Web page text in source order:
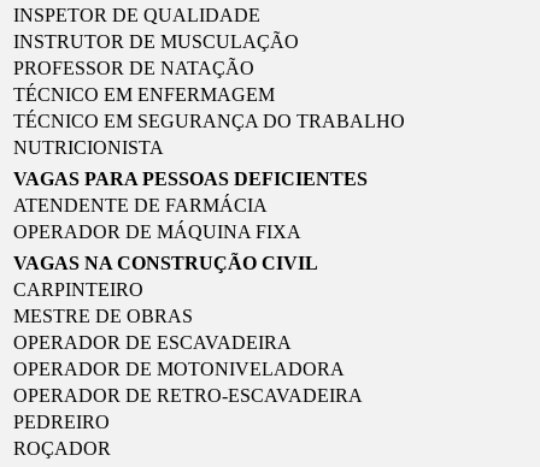
INSPETOR DE QUALIDADE
INSTRUTOR DE MUSCULAÇÃO
PROFESSOR DE NATAÇÃO
TÉCNICO EM ENFERMAGEM
TÉCNICO EM SEGURANÇA DO TRABALHO
NUTRICIONISTA
VAGAS PARA PESSOAS DEFICIENTES
ATENDENTE DE FARMÁCIA
OPERADOR DE MÁQUINA FIXA
VAGAS NA CONSTRUÇÃO CIVIL
CARPINTEIRO
MESTRE DE OBRAS
OPERADOR DE ESCAVADEIRA
OPERADOR DE MOTONIVELADORA
OPERADOR DE RETRO-ESCAVADEIRA
PEDREIRO
ROÇADOR